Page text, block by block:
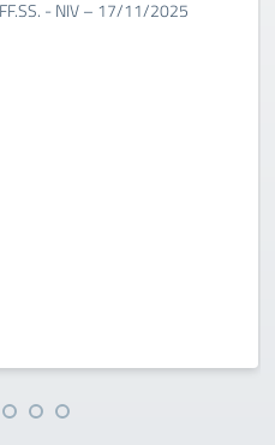
- NIV – 17/11/2025